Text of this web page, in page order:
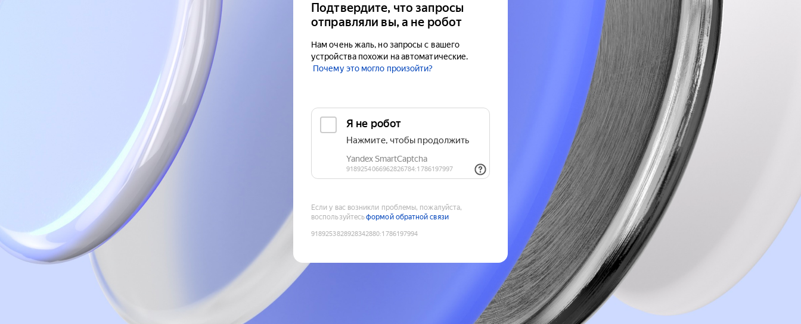
Подтвердите, что запросы
отправляли вы, а не робот
Нам очень жаль, но запросы с вашего
устройства похожи на автоматические.
Почему это могло произойти?
Если у вас возникли проблемы, пожалуйста,
воспользуйтесьформой обратной связи
9189253828928342880:1786197994